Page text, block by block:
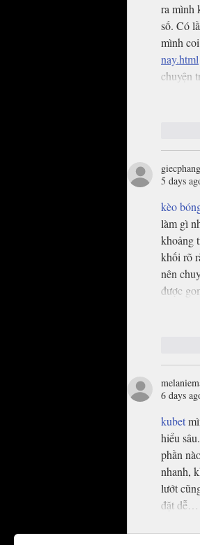
ra mình
số. Có
mình
nay.html
chuyện
5 days
kèo
làm gì
khoảng
khối rõ
nên
được
6 days
kubet
hiểu
phần
nhanh,
lướt
đặt dễ…